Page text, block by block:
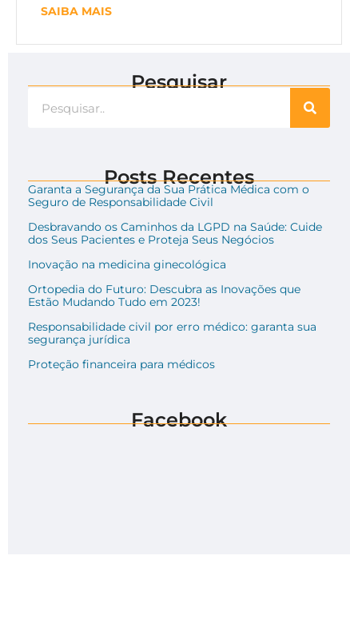
SAIBA MAIS
Pesquisar
Posts Recentes
Garanta a Segurança da Sua Prática Médica com o
Seguro de Responsabilidade Civil
Desbravando os Caminhos da LGPD na Saúde: Cuide
dos Seus Pacientes e Proteja Seus Negócios
Inovação na medicina ginecológica
Ortopedia do Futuro: Descubra as Inovações que
Estão Mudando Tudo em 2023!
Responsabilidade civil por erro médico: garanta sua
segurança jurídica
Proteção financeira para médicos
Facebook